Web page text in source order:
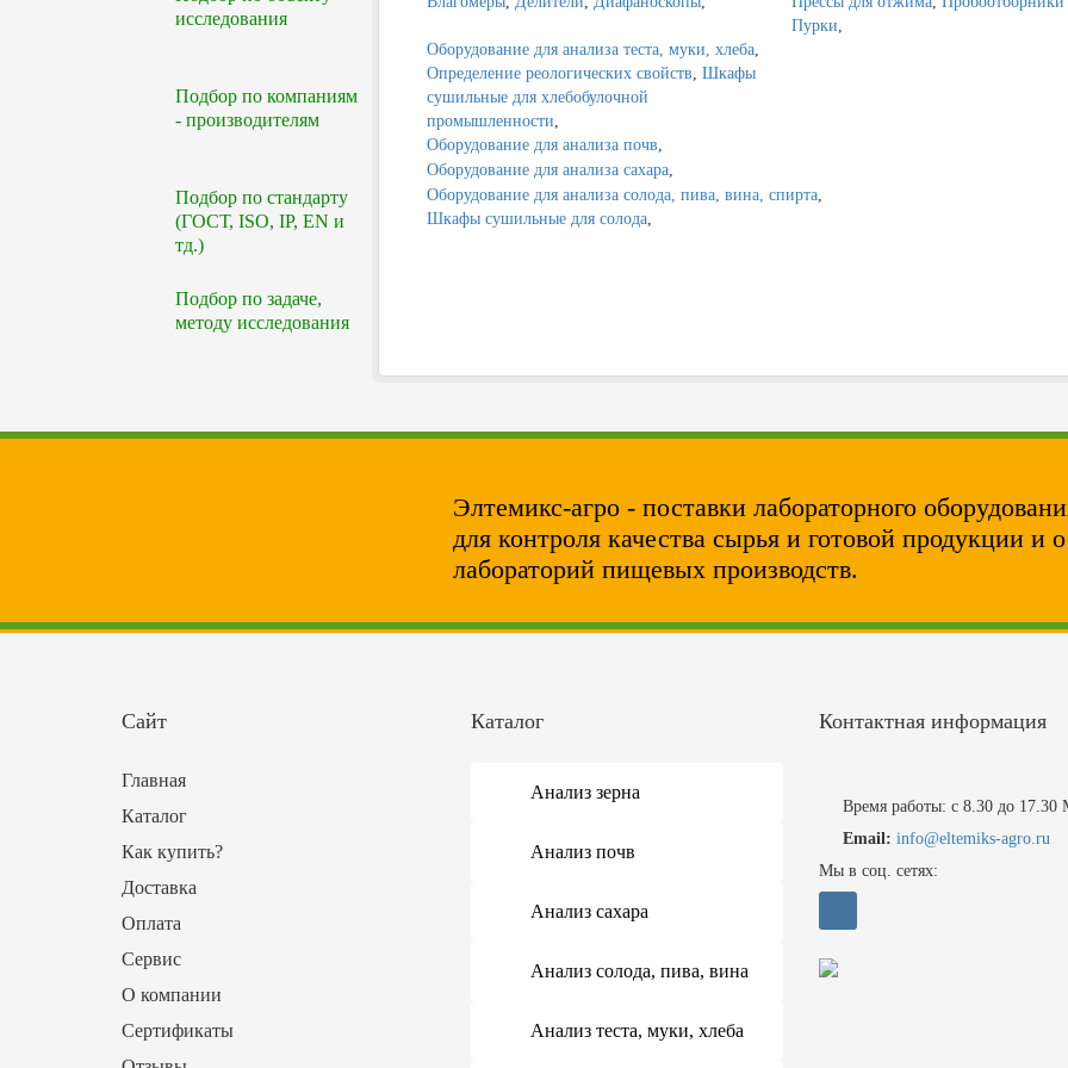
исследования
Подбор по компаниям
- производителям
Подбор по стандарту
(ГОСТ, ISO, IP, EN и
тд.)
Подбор по задаче,
методу исследования
Пурки,
Оборудование для анализа теста, муки, хлеба,
Определение реологических свойств, Шкафы
сушильные для хлебобулочной
промышленности,
Оборудование для анализа почв,
Оборудование для анализа сахара,
Оборудование для анализа солода, пива, вина, спирта,
Шкафы сушильные для солода,
Элтемикс-агро - поставки лабораторного
для контроля качества сырья и готовой продукции и
лабораторий пищевых производств.
Сайт
Главная
Каталог
Как купить?
Доставка
Оплата
Сервис
О компании
Сертификаты
Каталог
Анализ зерна
Анализ почв
Анализ сахара
Анализ солода, пива, вина
Анализ теста, муки, хлеба
Контактная информация
Время работы: с 8.30 до 17.30
Email: info@eltemiks-agro.ru
Мы в соц. сетях: